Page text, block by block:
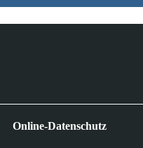
Online-Datenschutz